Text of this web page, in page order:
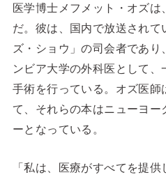
医学博士メフメット・オズ
だ。彼は、国内で放送され
ズ・ショウ」の司会者であ
ンビア大学の外科医として
手術を行っている。オズ医師
て、それらの本はニューヨ
ーとなっている。
「私は、医療がすべてを提